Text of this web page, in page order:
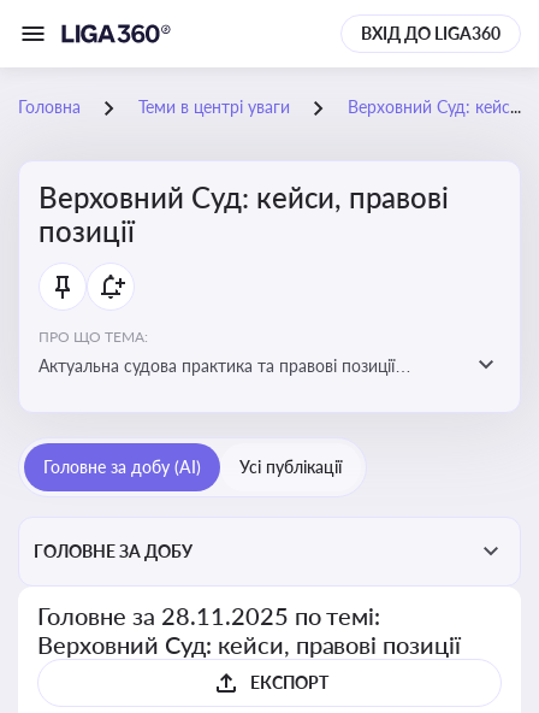
ВХІД ДО LIGA360
Головна Теми в центрі уваги Верховний Суд: кейси, правові позиції
Верховний Суд: кейси, правові
позиції
ПРО ЩО ТЕМА:
Актуальна судова практика та правові позиції
Головне за добу (AI) Усі публікації
ГОЛОВНЕ ЗА ДОБУ
Головне за 28.11.2025 по темі:
Верховний Суд: кейси, правові позиції
ЕКСПОРТ